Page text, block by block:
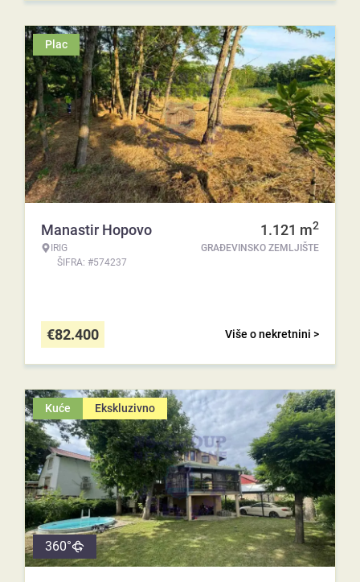
Plac
Manastir Hopovo
IRIG
ŠIFRA: #574237
1.121 m2
GRAĐEVINSKO ZEMLJIŠTE
Više o nekretnini >
€82.400
Kuće Ekskluzivno
360°